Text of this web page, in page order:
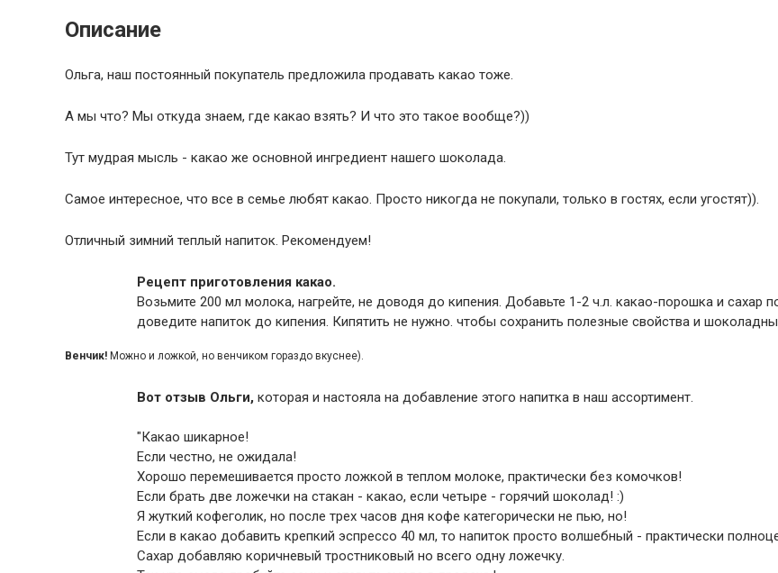
Описание
Ольга, наш постоянный покупатель предложила продавать какао тоже.
А мы что? Мы откуда знаем, где какао взять? И что это такое вообще?))
Тут мудрая мысль - какао же основной ингредиент нашего шоколада.
Самое интересное, что все в семье любят какао. Просто никогда не покупали, только в гостях, если угостят)).
Отличный зимний теплый напиток. Рекомендуем!
Рецепт приготовления какао.
Возьмите 200 мл молока, нагрейте, не доводя до кипения. Добавьте 1-2 ч.л. какао-порошка и сахар
доведите напиток до кипения. Кипятить не нужно. чтобы сохранить полезные свойства и
Венчик! Можно и ложкой, но венчиком гораздо вкуснее).
Вот отзыв Ольги, которая и настояла на добавление этого напитка в наш ассортимент.
"Какао шикарное!
Если честно, не ожидала!
Хорошо перемешивается просто ложкой в теплом молоке, практически без комочков!
Если брать две ложечки на стакан - какао, если четыре - горячий шоколад! :)
Я жуткий кофеголик, но после трех часов дня кофе категорически не пью, но!
Если в какао добавить крепкий эспрессо 40 мл, то напиток просто волшебный - практически
Сахар добавляю коричневый тростниковый но всего одну ложечку.